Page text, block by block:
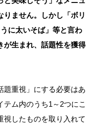
りません。しかし「ボリ
に太いそば」等と言わ
が生まれ、話題性を獲得
題重視」にする必要はあ
ム内のうち1～2つにこ
視したものを取り入れて